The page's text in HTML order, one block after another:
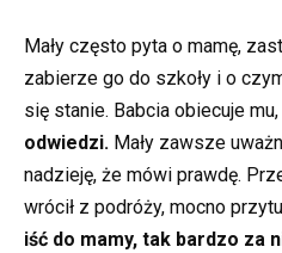
Mały często pyta o mamę,
zabierze go do szkoły i o
się stanie. Babcia obiecuje mu,
odwiedzi. Mały zawsze
nadzieję, że mówi prawdę.
wrócił z podróży, mocno
iść do mamy, tak bardzo za